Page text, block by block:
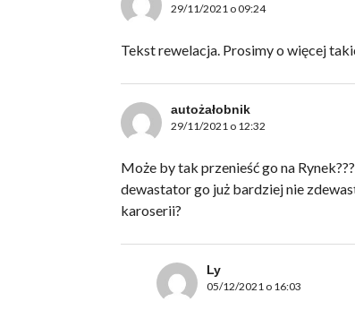
29/11/2021 o 09:24
Tekst rewelacja. Prosimy o więcej
autożałobnik
29/11/2021 o 12:32
Może by tak przenieść go na
dewastator go już bardziej nie
karoserii?
Ly
05/12/2021 o 16:03